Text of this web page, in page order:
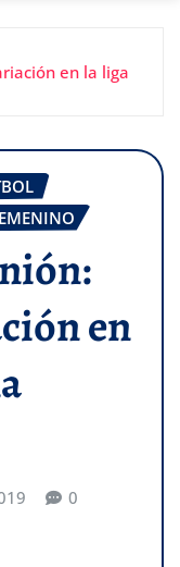
en la liga
en
0